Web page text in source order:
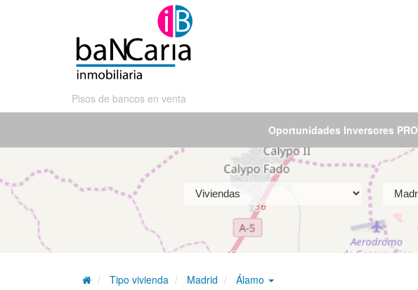
Pisos de bancos en venta
Oportunidades Inversores PRO
Tipo vivienda Madrid Álamo